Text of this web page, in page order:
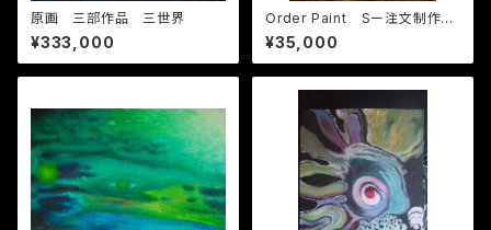
原画 三部作品 三世界
¥333,000
Order Paint Sー注文制作
サイズS
¥35,000